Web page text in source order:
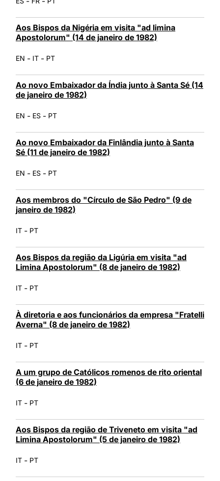
Aos Bispos da Nigéria em visita "ad limina
Apostolorum" (14 de janeiro de 1982)
EN - IT - PT
Ao novo Embaixador da Índia junto à Santa Sé (14
de janeiro de 1982)
EN - ES - PT
Ao novo Embaixador da Finlândia junto à Santa
Sé (11 de janeiro de 1982)
EN - ES - PT
Aos membros do "Círculo de São Pedro" (9 de
janeiro de 1982)
IT - PT
Aos Bispos da região da Ligúria em visita "ad
Limina Apostolorum" (8 de janeiro de 1982)
IT - PT
À diretoria e aos funcionários da empresa "Fratelli
Averna" (8 de janeiro de 1982)
IT - PT
A um grupo de Católicos romenos de rito oriental
(6 de janeiro de 1982)
IT - PT
Aos Bispos da região de Triveneto em visita "ad
Limina Apostolorum" (5 de janeiro de 1982)
IT - PT